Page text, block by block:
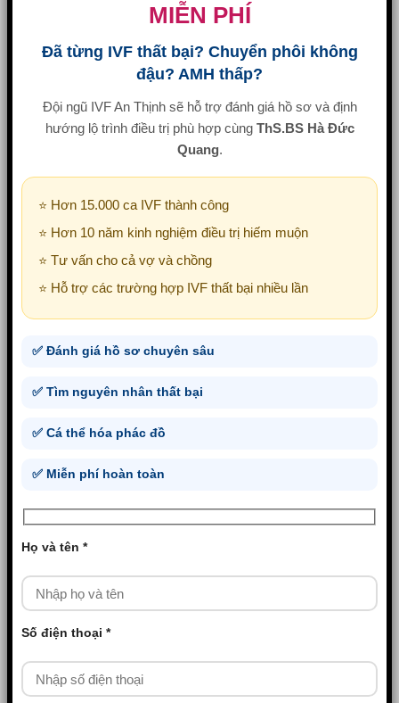
MIỄN PHÍ
Đã từng IVF thất bại? Chuyển phôi không
đậu? AMH thấp?
Đội ngũ IVF An Thịnh sẽ hỗ trợ đánh giá hồ sơ và định
hướng lộ trình điều trị phù hợp cùng ThS.BS Hà Đức
Quang.
⭐ Hơn 15.000 ca IVF thành công
⭐ Hơn 10 năm kinh nghiệm điều trị hiếm muộn
⭐ Tư vấn cho cả vợ và chồng
⭐ Hỗ trợ các trường hợp IVF thất bại nhiều lần
✅ Đánh giá hồ sơ chuyên sâu
✅ Tìm nguyên nhân thất bại
✅ Cá thể hóa phác đồ
✅ Miễn phí hoàn toàn
Họ và tên *
Số điện thoại *